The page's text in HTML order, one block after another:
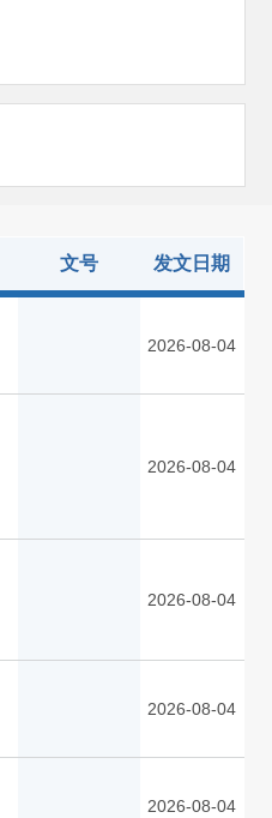
文号 发文日期
2026-08-04
2026-08-04
2026-08-04
2026-08-04
2026-08-04